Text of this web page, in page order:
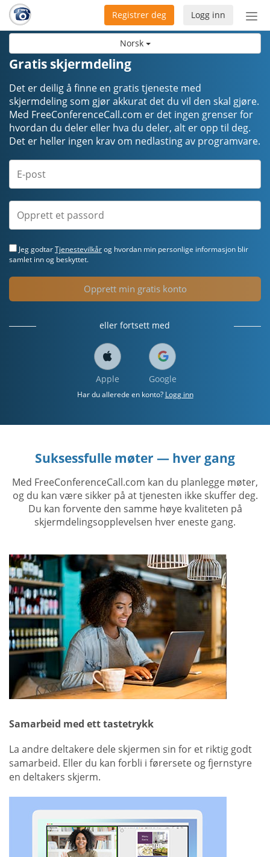
Norsk
Bytt
Logg inn
Registrer deg
Gratis skjermdeling
Det er deilig å finne en gratis tjeneste med
skjermdeling som gjør akkurat det du vil den skal gjøre.
Med FreeConferenceCall.com er det ingen grenser for
hvordan du deler eller hva du deler, alt er opp til deg.
Det er heller ingen krav om nedlasting av programvare.
Jeg godtarTjenestevilkårog hvordan min personlige informasjon blir
samlet inn og beskyttet.
Opprett min gratis konto
eller fortsett med
Apple Google
Har du allerede en konto? Logg inn
Suksessfulle møter — hver gang
Med FreeConferenceCall.com kan du planlegge møter,
og du kan være sikker på at tjenesten ikke skuffer deg.
Du kan forvente den samme høye kvaliteten på
skjermdelingsopplevelsen hver eneste gang.
Samarbeid med ett tastetrykk
La andre deltakere dele skjermen sin for et riktig godt
samarbeid. Eller du kan forbli i førersete og fjernstyre
en deltakers skjerm.